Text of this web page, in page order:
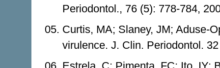
Periodontol., 76 (5): 778-784,
Curtis, MA; Slaney, JM; Aduse-
virulence. J. Clin. Periodontol.